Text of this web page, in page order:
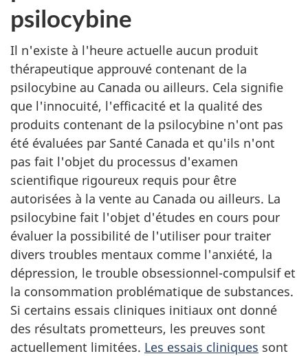
psilocybine
Il n'existe à l'heure actuelle aucun produit
thérapeutique approuvé contenant de la
psilocybine au Canada ou ailleurs. Cela signifie
que l'innocuité, l'efficacité et la qualité des
produits contenant de la psilocybine n'ont pas
été évaluées par Santé Canada et qu'ils n'ont
pas fait l'objet du processus d'examen
scientifique rigoureux requis pour être
autorisées à la vente au Canada ou ailleurs. La
psilocybine fait l'objet d'études en cours pour
évaluer la possibilité de l'utiliser pour traiter
divers troubles mentaux comme l'anxiété, la
dépression, le trouble obsessionnel-compulsif et
la consommation problématique de substances.
Si certains essais cliniques initiaux ont donné
des résultats prometteurs, les preuves sont
actuellement limitées. Les essais cliniques sont